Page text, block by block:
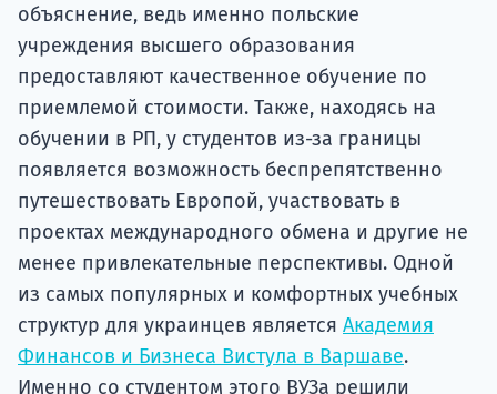
объяснение, ведь именно польские
учреждения высшего образования
предоставляют качественное обучение по
приемлемой стоимости. Также, находясь на
обучении в РП, у студентов из-за границы
появляется возможность беспрепятственно
путешествовать Европой, участвовать в
проектах международного обмена и другие не
менее привлекательные перспективы. Одной
из самых популярных и комфортных учебных
структур для украинцев является Академия
Финансов и Бизнеса Вистула в Варшаве.
Именно со студентом этого ВУЗа решили